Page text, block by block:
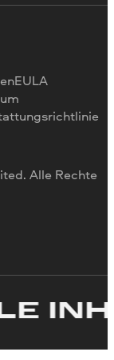
Alle Rechte
EULA